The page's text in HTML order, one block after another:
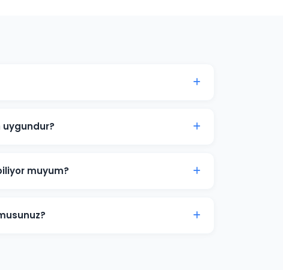
sunuyoruz.
uygundur?
bilinirliği için Görüntülü Reklam
muyum?
anında yayından kalkar ve bütçe